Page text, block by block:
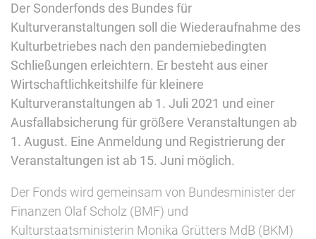
Der Sonderfonds des Bundes für
Kulturveranstaltungen soll die Wiederaufnahme des
Kulturbetriebes nach den pandemiebedingten
Schließungen erleichtern. Er besteht aus einer
Wirtschaftlichkeitshilfe für kleinere
Kulturveranstaltungen ab 1. Juli 2021 und einer
Ausfallabsicherung für größere Veranstaltungen ab
1. August. Eine Anmeldung und Registrierung der
Veranstaltungen ist ab 15. Juni möglich.
Der Fonds wird gemeinsam von Bundesminister der
Finanzen Olaf Scholz (BMF) und
Kulturstaatsministerin Monika Grütters MdB (BKM)